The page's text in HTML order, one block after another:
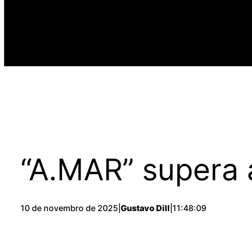
“A.MAR”
10 de novembro de 2025 Gustavo Dill 11:48:09